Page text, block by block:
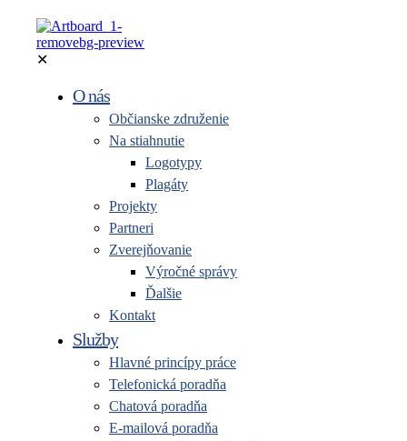
✕
O nás
Občianske združenie
Na stiahnutie
Logotypy
Plagáty
Projekty
Partneri
Zverejňovanie
Výročné správy
Ďalšie
Kontakt
Služby
Hlavné princípy práce
Telefonická poradňa
Chatová poradňa
E-mailová poradňa